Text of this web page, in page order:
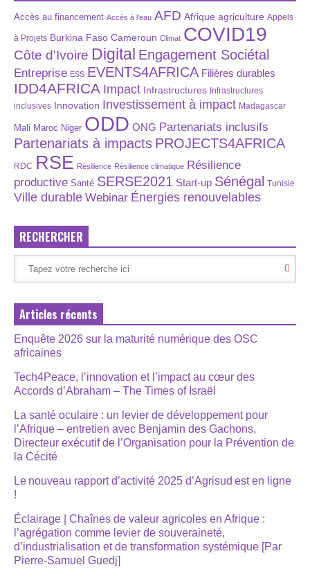
Accès au financement Accès à l’eau AFD Afrique agriculture Appels
à Projets Burkina Faso Cameroun Climat COVID19
Côte d'Ivoire Digital Engagement Sociétal
Entreprise ESS EVENTS4AFRICA Filières durables
IDD4AFRICA Impact Infrastructures Infrastructures
inclusives Innovation Investissement à impact Madagascar
Mali Maroc Niger ODD ONG Partenariats inclusifs
Partenariats à impacts PROJECTS4AFRICA
RDC RSE Résilience Résilience climatique Résilience
productive Santé SERSE2021 Start-up Sénégal Tunisie
Ville durable Webinar Énergies renouvelables
RECHERCHER
Articles récents
Enquête 2026 sur la maturité numérique des OSC
africaines
Tech4Peace, l’innovation et l’impact au cœur des
Accords d’Abraham – The Times of Israël
La santé oculaire : un levier de développement pour
l’Afrique – entretien avec Benjamin des Gachons,
Directeur exécutif de l’Organisation pour la Prévention de
la Cécité
Le nouveau rapport d’activité 2025 d’Agrisud est en ligne
!
Éclairage | Chaînes de valeur agricoles en Afrique :
l’agrégation comme levier de souveraineté,
d’industrialisation et de transformation systémique [Par
Pierre-Samuel Guedj]